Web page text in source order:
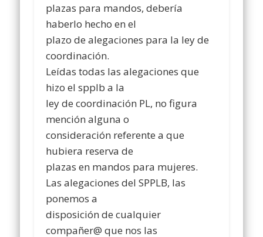
plazas para mandos, debería
haberlo hecho en el
plazo de alegaciones para la ley de
coordinación.
Leídas todas las alegaciones que
hizo el spplb a la
ley de coordinación PL, no figura
mención alguna o
consideración referente a que
hubiera reserva de
plazas en mandos para mujeres.
Las alegaciones del SPPLB, las
ponemos a
disposición de cualquier
compañer@ que nos las